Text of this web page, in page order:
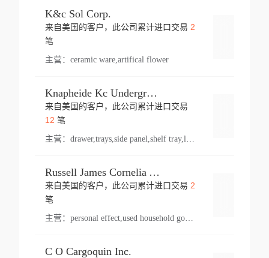
K&c Sol Corp.
来自美国的客户，此公司累计进口交易 2
笔
主营： ceramic ware,artifical flower
Knapheide Kc Underground
来自美国的客户，此公司累计进口交易
12 笔
主营：
Russell James Cornelia Arlington Va
来自美国的客户，此公司累计进口交易 2
笔
主营： personal effect,used household goods
C O Cargoquin Inc.